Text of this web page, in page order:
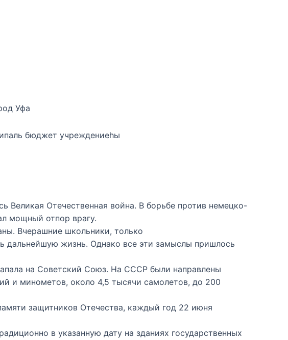
Уфа
бюджет учреждениеһы
Великая Отечественная война. В борьбе против немецко-
мощный отпор врагу.
Вчерашние школьники, только
дальнейшую жизнь. Однако все эти замыслы пришлось
на Советский Союз. На СССР были направлены
и минометов, около 4,5 тысячи самолетов, до 200
защитников Отечества, каждый год 22 июня
в указанную дату на зданиях государственных